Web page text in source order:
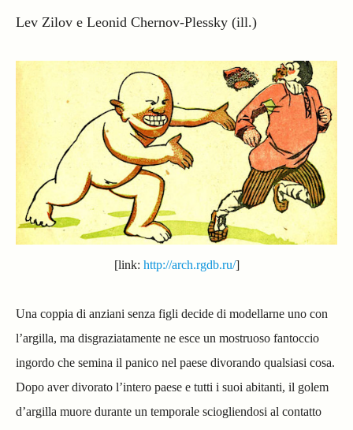
Lev Zilov e Leonid Chernov-Plessky (ill.)
[link: http://arch.rgdb.ru/]
Una coppia di anziani senza figli decide di modellarne uno con
l’argilla, ma disgraziatamente ne esce un mostruoso fantoccio
ingordo che semina il panico nel paese divorando qualsiasi cosa.
Dopo aver divorato l’intero paese e tutti i suoi abitanti, il golem
d’argilla muore durante un temporale sciogliendosi al contatto